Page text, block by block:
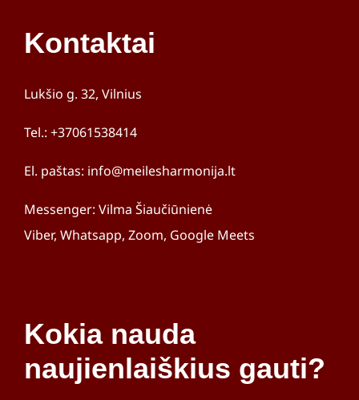
Kontaktai
Lukšio g. 32, Vilnius
Tel.: +37061538414
El. paštas: info@meilesharmonija.lt
Messenger: Vilma Šiaučiūnienė
Viber, Whatsapp, Zoom, Google Meets
Kokia nauda
naujienlaiškius gauti?